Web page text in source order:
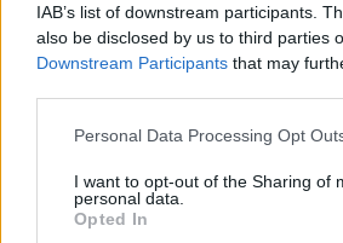
IAB’s list of downstream participants.
also be disclosed by us to third parties
Downstream Participants that may
Please note that this website/app uses
not limited to your visit or usage
grant or deny consent to Google and
use your data for below specified
Personal Data Processing Opt
I want to opt-out of the Sharing of
personal data.
Opted In
Jellemzően napos, kissé felhős idő
mindig kialakulhatnak záporok,
kezdődött melegedés hatására
várható a legmelegebb órákban, míg
Nonprofit Zrt. előrejelzéséből, amelyet
az MTI-hez.